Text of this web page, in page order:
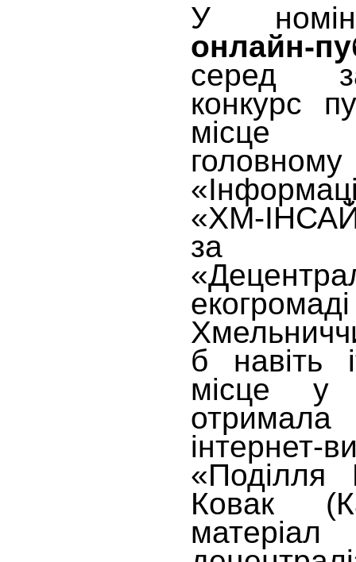
У
онлайн-
серед
конкурс
місце
«ХМ-
за
б навіть
місце у
інтернет-
«Поділля
Ковак